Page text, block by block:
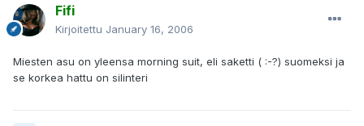
Fifi
Kirjoitettu January 16, 2006
Miesten asu on yleensa morning suit, eli saketti ( :-?) suomeksi ja
se korkea hattu on silinteri